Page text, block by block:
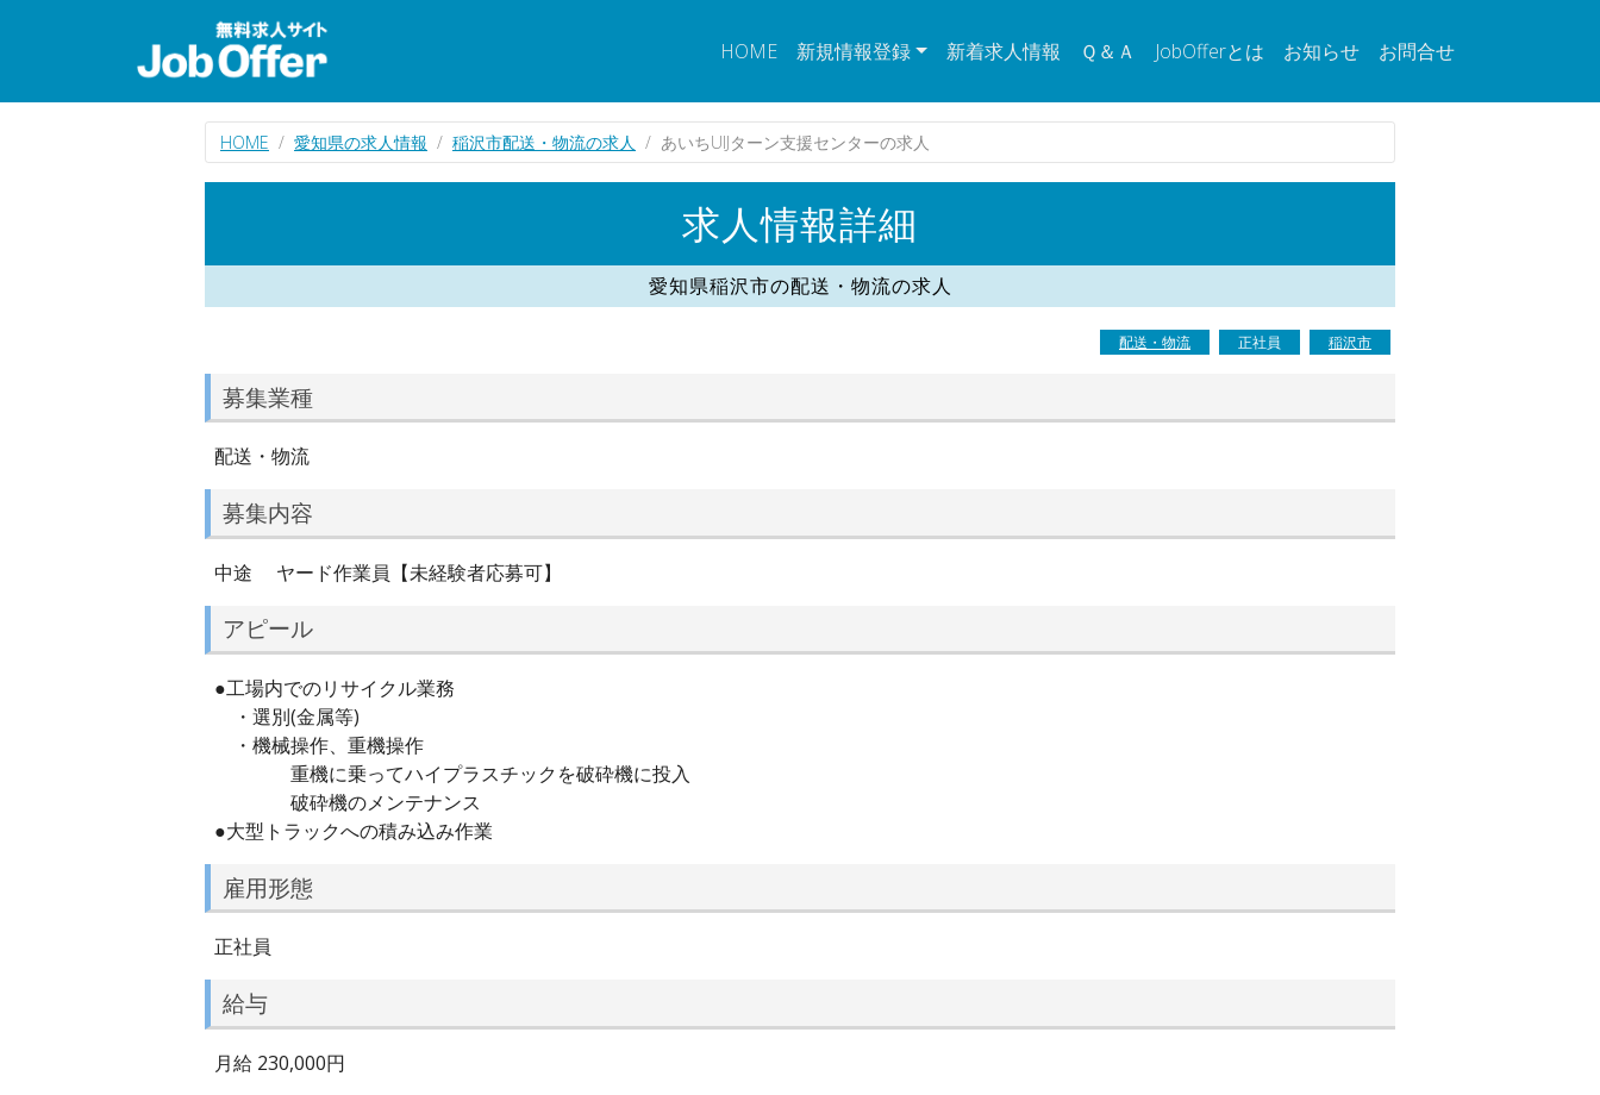
HOME 新規情報登録 新着求人情報 Ｑ＆Ａ JobOfferとは お知らせ お問合せ
HOME 愛知県の求人情報 稲沢市配送・物流の求人 あいちUIJターン支援センターの求人
求人情報詳細
愛知県稲沢市の配送・物流の求人
配送・物流 正社員 稲沢市
募集業種
配送・物流
募集内容
中途 ヤード作業員【未経験者応募可】
アピール
●工場内でのリサイクル業務
・選別(金属等)
・機械操作、重機操作
重機に乗ってハイプラスチックを破砕機に投入
破砕機のメンテナンス
●大型トラックへの積み込み作業
雇用形態
正社員
給与
月給 230,000円